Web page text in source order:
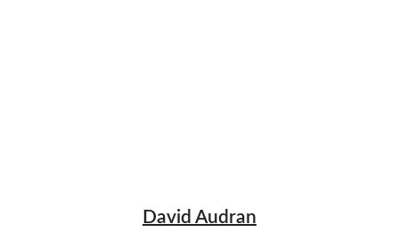
David Audran